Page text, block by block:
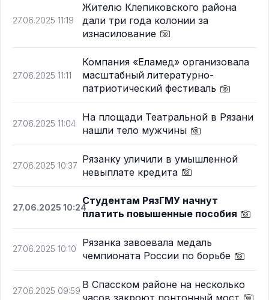
27.06.2025 11:19
Жителю Клепиковского района
дали три года колонии за
изнасилование
27.06.2025 11:11
Компания «Еламед» организовала
масштабный литературно-
патриотический фестиваль
27.06.2025 11:04
На площади Театральной в Рязани
нашли тело мужчины
27.06.2025 10:37
Рязанку уличили в умышленной
невыплате кредита
27.06.2025 10:24
Студентам РязГМУ начнут
платить повышенные пособия
27.06.2025 10:10
Рязанка завоевала медаль
чемпионата России по борьбе
27.06.2025 09:59
В Спасском районе на несколько
часов закроют понтонный мост